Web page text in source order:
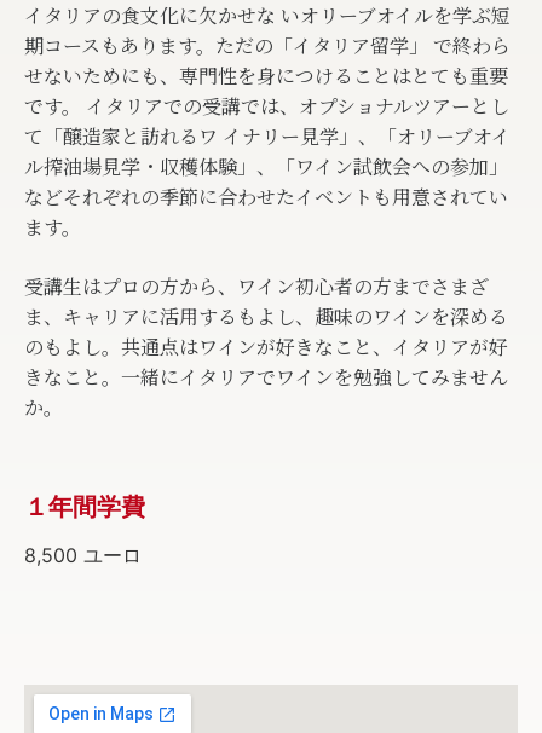
イタリアの食文化に欠かせな いオリーブオイルを学ぶ短
期コースもあります。ただの「イタリア留学」 で終わら
せないためにも、専門性を身につけることはとても重要
です。 イタリアでの受講では、オプショナルツアーとし
て「醸造家と訪れるワ イナリー見学」、「オリーブオイ
ル搾油場見学・収穫体験」、「ワイン試飲会への参加」
などそれぞれの季節に合わせたイベントも用意されてい
ます。
受講生はプロの方から、ワイン初心者の方までさまざ
ま、キャリアに活用するもよし、趣味のワインを深める
のもよし。共通点はワインが好きなこと、イタリアが好
きなこと。一緒にイタリアでワインを勉強してみません
か。
１年間学費
8,500 ユーロ